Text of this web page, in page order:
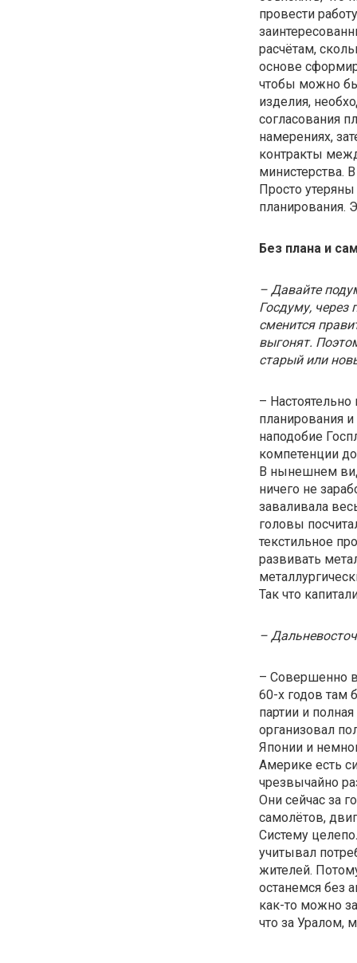
провести
расчётам,
основе
чтобы можно
изделия,
согласования
намерениях,
контракты
министерства.
Просто
планирования.
Без плана и
– Давайте
Госдуму, через
сменится
выгонят.
старый или
– Настоятельно
планирования
наподобие
компетенции
В нынешнем
ничего не
заваливала
головы
текстильное
развивать
Так что
–
– Совершенно
60-х годов там
партии и
организовал
Японии и
Америке есть
чрезвычайно
Они сейчас за
самолётов,
Систему
учитывал
жителей.
останемся без
как-то можно
что за Уралом,